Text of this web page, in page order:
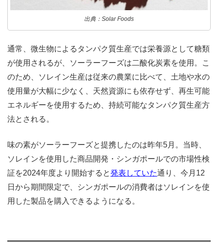
出典：Solar Foods
通常、微生物によるタンパク質生産では栄養源として糖類
が使用されるが、ソーラーフーズは二酸化炭素を使用。こ
のため、ソレイン生産は従来の農業に比べて、土地や水の
使用量が大幅に少なく、天然資源にも依存せず、再生可能
エネルギーを使用するため、持続可能なタンパク質生産方
法とされる。
味の素がソーラーフーズと提携したのは昨年5月。当時、
ソレインを使用した商品開発・シンガポールでの市場性検
証を2024年度より開始すると発表していた通り、今月12
日から期間限定で、シンガポールの消費者はソレインを使
用した製品を購入できるようになる。